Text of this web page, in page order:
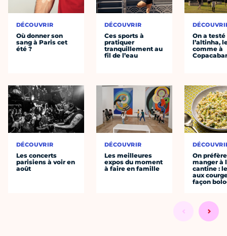
DÉCOUVRIR
Où donner son
sang à Paris cet
été ?
DÉCOUVRIR
Les concerts
parisiens à voir en
août
DÉCOUVRIR
Ces sports à
pratiquer
tranquillement au
fil de l’eau
DÉCOUVRIR
Les meilleures
expos du moment
à faire en famille
On a testé
l’altinha,
comme à
On préfère
manger à
cantine :
aux
façon